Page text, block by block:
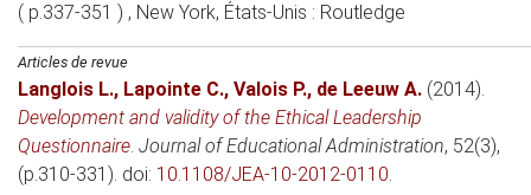
( p.337-351 ) , New York, États-Unis : Routledge
Articles de revue
Langlois L., Lapointe C., Valois P., de Leeuw A. (2014).
Development and validity of the Ethical Leadership
Questionnaire. Journal of Educational Administration, 52(3),
(p.310-331). doi: 10.1108/JEA-10-2012-0110.